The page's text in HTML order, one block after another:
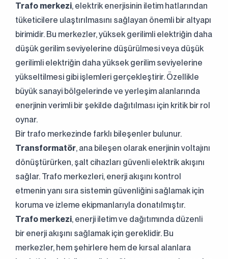
Trafo merkezi, elektrik enerjisinin iletim hatlarından
tüketicilere ulaştırılmasını sağlayan önemli bir altyapı
birimidir. Bu merkezler, yüksek gerilimli elektriğin daha
düşük gerilim seviyelerine düşürülmesi veya düşük
gerilimli elektriğin daha yüksek gerilim seviyelerine
yükseltilmesi gibi işlemleri gerçekleştirir. Özellikle
büyük sanayi bölgelerinde ve yerleşim alanlarında
enerjinin verimli bir şekilde dağıtılması için kritik bir rol
oynar.
Bir trafo merkezinde farklı bileşenler bulunur.
Transformatör, ana bileşen olarak enerjinin voltajını
dönüştürürken, şalt cihazları güvenli elektrik akışını
sağlar. Trafo merkezleri, enerji akışını kontrol
etmenin yanı sıra sistemin güvenliğini sağlamak için
koruma ve izleme ekipmanlarıyla donatılmıştır.
Trafo merkezi, enerji iletim ve dağıtımında düzenli
bir enerji akışını sağlamak için gereklidir. Bu
merkezler, hem şehirlere hem de kırsal alanlara